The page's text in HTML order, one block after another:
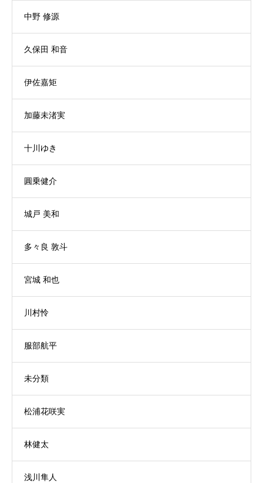
中野 修源
久保田 和音
伊佐嘉矩
加藤未渚実
十川ゆき
圓乗健介
城戸 美和
多々良 敦斗
宮城 和也
川村怜
服部航平
未分類
松浦花咲実
林健太
浅川隼人